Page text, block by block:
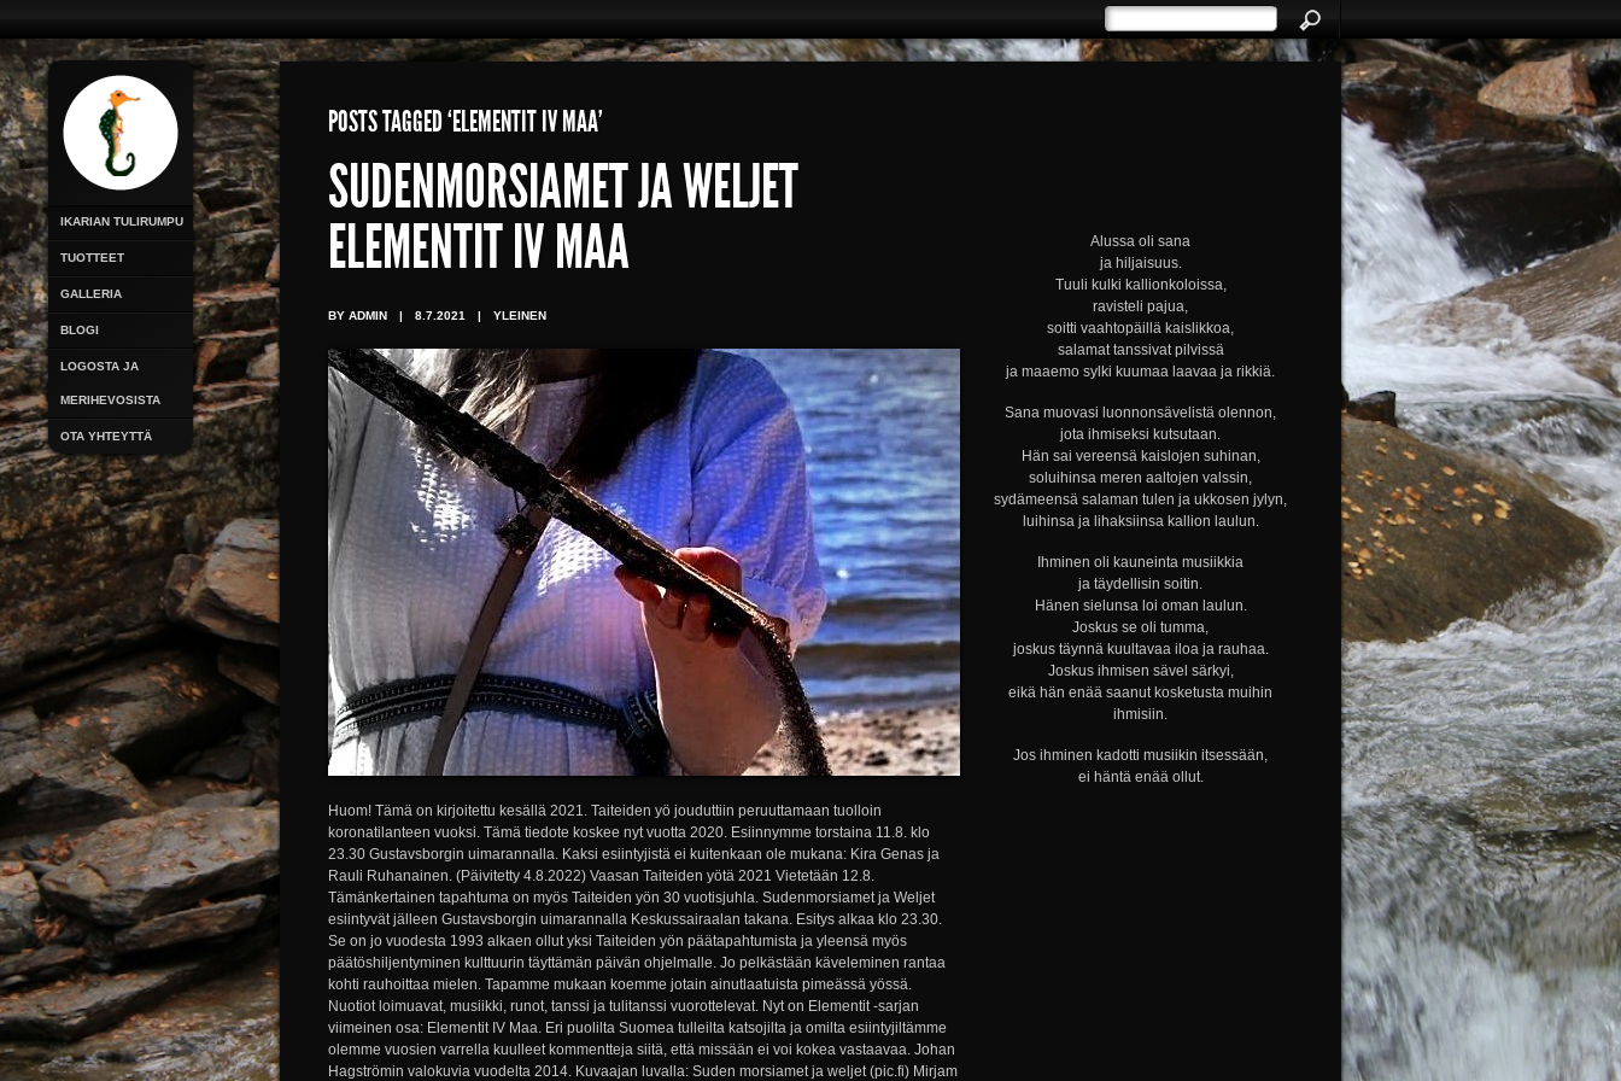
IKARIAN TULIRUMPU
TUOTTEET
GALLERIA
BLOGI
LOGOSTA JA
MERIHEVOSISTA
OTA YHTEYTTÄ
POSTS TAGGED ‘ELEMENTIT IV MAA’
Alussa oli sana
ja hiljaisuus.
Tuuli kulki kallionkoloissa,
ravisteli pajua,
soitti vaahtopäillä kaislikkoa,
salamat tanssivat pilvissä
ja maaemo sylki kuumaa laavaa ja rikkiä.
Sana muovasi luonnonsävelistä olennon,
jota ihmiseksi kutsutaan.
Hän sai vereensä kaislojen suhinan,
soluihinsa meren aaltojen valssin,
sydämeensä salaman tulen ja ukkosen jylyn,
luihinsa ja lihaksiinsa kallion laulun.
Ihminen oli kauneinta musiikkia
ja täydellisin soitin.
Hänen sielunsa loi oman laulun.
Joskus se oli tumma,
joskus täynnä kuultavaa iloa ja rauhaa.
Joskus ihmisen sävel särkyi,
eikä hän enää saanut kosketusta muihin
ihmisiin.
Jos ihminen kadotti musiikin itsessään,
ei häntä enää ollut.
SUDENMORSIAMET JA WELJET
ELEMENTIT IV MAA
BY ADMIN | 8.7.2021 | YLEINEN
Huom! Tämä on kirjoitettu kesällä 2021. Taiteiden yö jouduttiin peruuttamaan tuolloin
koronatilanteen vuoksi. Tämä tiedote koskee nyt vuotta 2020. Esiinnymme torstaina 11.8. klo
23.30 Gustavsborgin uimarannalla. Kaksi esiintyjistä ei kuitenkaan ole mukana: Kira Genas ja
Rauli Ruhanainen. (Päivitetty 4.8.2022) Vaasan Taiteiden yötä 2021 Vietetään 12.8.
Tämänkertainen tapahtuma on myös Taiteiden yön 30 vuotisjuhla. Sudenmorsiamet ja Weljet
esiintyvät jälleen Gustavsborgin uimarannalla Keskussairaalan takana. Esitys alkaa klo 23.30.
Se on jo vuodesta 1993 alkaen ollut yksi Taiteiden yön päätapahtumista ja yleensä myös
päätöshiljentyminen kulttuurin täyttämän päivän ohjelmalle. Jo pelkästään käveleminen rantaa
kohti rauhoittaa mielen. Tapamme mukaan koemme jotain ainutlaatuista pimeässä yössä.
Nuotiot loimuavat, musiikki, runot, tanssi ja tulitanssi vuorottelevat. Nyt on Elementit -sarjan
viimeinen osa: Elementit IV Maa. Eri puolilta Suomea tulleilta katsojilta ja omilta esiintyjiltämme
olemme vuosien varrella kuulleet kommentteja siitä, että missään ei voi kokea vastaavaa. Johan
Hagströmin valokuvia vuodelta 2014. Kuvaajan luvalla: Suden morsiamet ja weljet (pic.fi) Mirjam